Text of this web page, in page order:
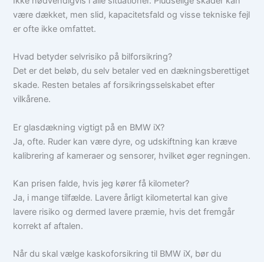
være dækket, men slid, kapacitetsfald og visse tekniske fejl
er ofte ikke omfattet.
Hvad betyder selvrisiko på bilforsikring?
Det er det beløb, du selv betaler ved en dækningsberettiget
skade. Resten betales af forsikringsselskabet efter
vilkårene.
Er glasdækning vigtigt på en BMW iX?
Ja, ofte. Ruder kan være dyre, og udskiftning kan kræve
kalibrering af kameraer og sensorer, hvilket øger regningen.
Kan prisen falde, hvis jeg kører få kilometer?
Ja, i mange tilfælde. Lavere årligt kilometertal kan give
lavere risiko og dermed lavere præmie, hvis det fremgår
korrekt af aftalen.
Når du skal vælge kaskoforsikring til BMW iX, bør du